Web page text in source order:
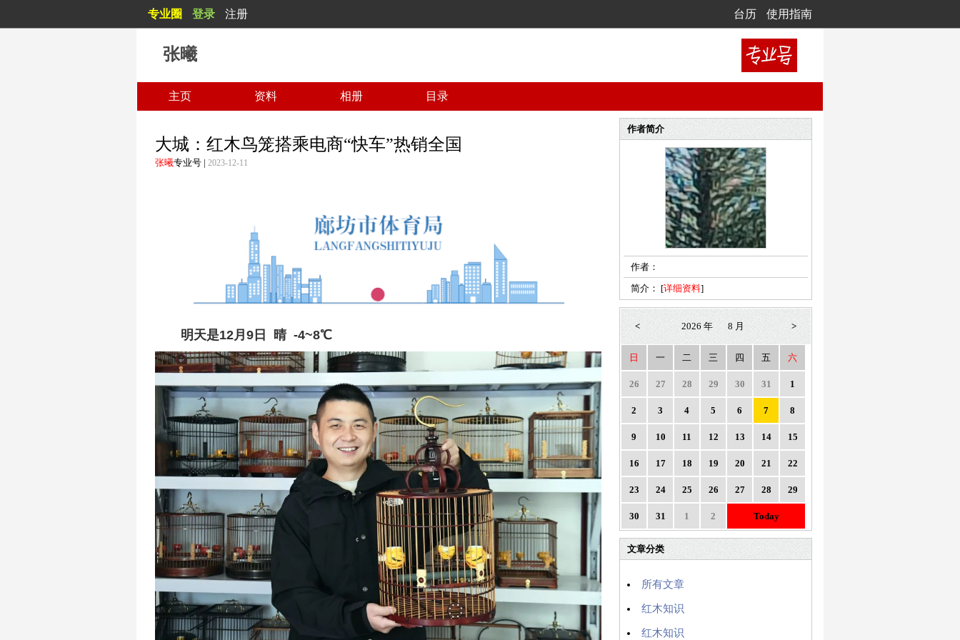
专业圈 登录 注册 台历 使用指南
张曦
主页 资料 相册 目录
大城：红木鸟笼搭乘电商“快车”热销全国
张曦专业号 | 2023-12-11
明天是12月9 日 晴 -4~8℃
作者简介
作者：
简介： [详细资料]
< 2026 年 8 月 >
日 一 二 三 四 五 六
26 27 28 29 30 31 1
2 3 4 5 6 7 8
9 10 11 12 13 14 15
16 17 18 19 20 21 22
23 24 25 26 27 28 29
30 31 1 2 Today
文章分类
所有文章
红木知识
红木知识